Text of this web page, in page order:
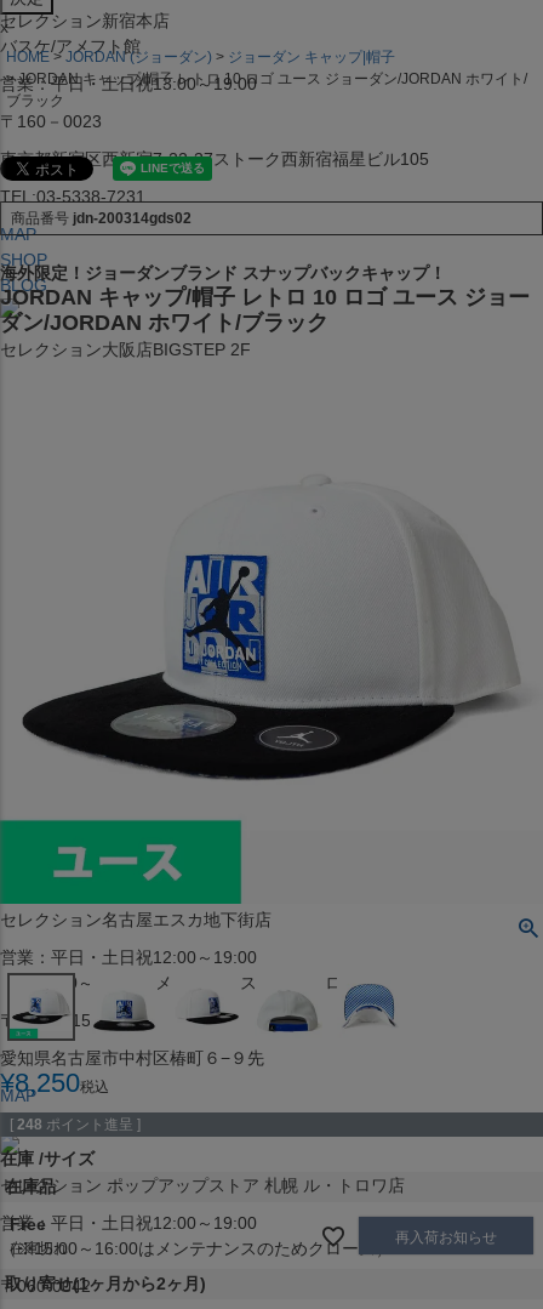
セレクション新宿本店
バスケ/アメフト館
営業：平日・土日祝13:00～19:00
〒160－0023
東京都新宿区西新宿7-22-37ストーク西新宿福星ビル105
TEL:03-5338-7231
MAP
SHOP
BLOG
セレクション大阪店BIGSTEP 2F
JR水道橋駅西口店
営業：土・日・祝日のみ 12:00-18:00
〒101-0061
セレクション名古屋エスカ地下街店
営業：平日・土日祝12:00～19:00
（※15:00～16:00はメンテナンスのためクローズ）
〒453-0015
愛知県名古屋市中村区椿町６−９先
MAP
SHOP
セレクション ポップアップストア 札幌 ル・トロワ店
営業：平日・土日祝12:00～19:00
（※15:00～16:00はメンテナンスのためクローズ）
〒060-0042
x
HOME JORDAN (ジョーダン)
ジョーダン キャップ|帽子
JORDAN キャップ/帽子 レトロ 10 ロゴ ユース ジョーダン/JORDAN ホワイト/
ブラック
商品番号 jdn-200314gds02
海外限定！ジョーダンブランド スナップバックキャップ！
JORDAN キャップ/帽子 レトロ 10 ロゴ ユース ジョー
ダン/JORDAN ホワイト/ブラック
¥8,250税込
[ 248 ポイント進呈 ]
在庫 サイズ
在庫品
Free
在庫切れ
再入荷お知らせ
取り寄せ(1ヶ月から2ヶ月)